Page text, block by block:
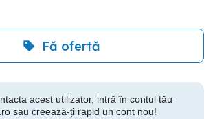
Fă ofertă
acest utilizator, intră în contul tău
sau creează-ți rapid un cont nou!